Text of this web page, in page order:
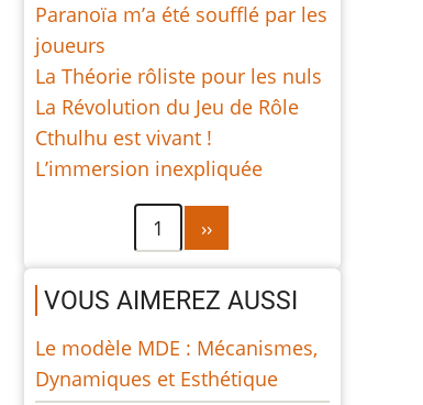
Paranoïa m’a été soufflé par les
joueurs
La Théorie rôliste pour les nuls
La Révolution du Jeu de Rôle
Cthulhu est vivant !
L’immersion inexpliquée
Pagination1
Page
suivante
››
VOUS AIMEREZ AUSSI
Le modèle MDE : Mécanismes,
Dynamiques et Esthétique